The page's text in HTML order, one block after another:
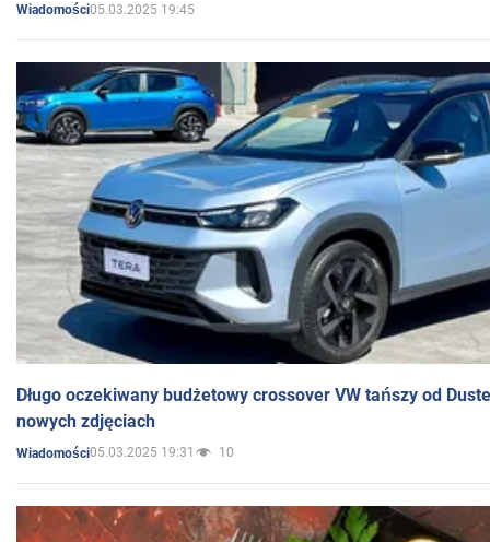
Wiadomości05.03.2025 19:45
Długo oczekiwany budżetowy crossover VW tańszy od
nowych zdjęciach
Wiadomości05.03.2025 19:31 10